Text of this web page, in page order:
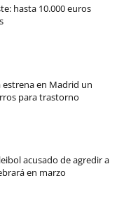
hasta 10.000 euros
estrena en Madrid un
para trastorno
acusado de agredir a
en marzo